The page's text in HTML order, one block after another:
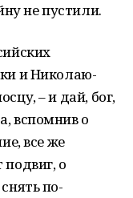
не пустили.
и Николаю-
– и дай, бог,
вспомнив о
все же
о
по-